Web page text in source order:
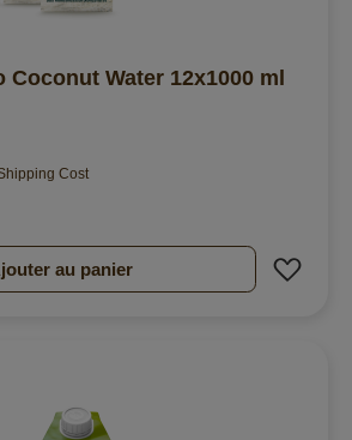
Coconut Water 12x1000 ml
Cost
au panier